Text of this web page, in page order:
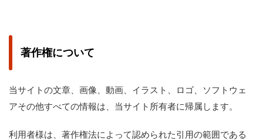
著作権について
当サイトの文章、画像、動画、イラスト、ロゴ、ソフトウェ
アその他すべての情報は、当サイト所有者に帰属します。
利用者様は、著作権法によって認められた引用の範囲である